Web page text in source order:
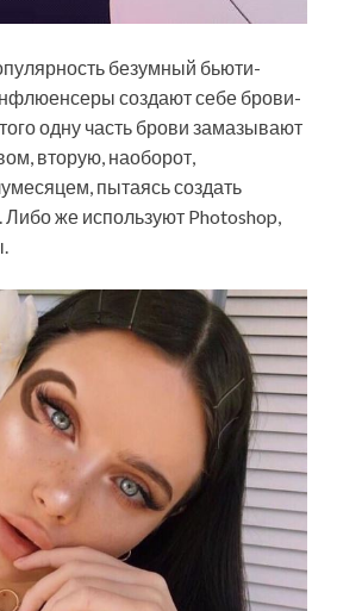
безумный бьюти-
создают себе брови-
одну часть брови замазывают
вторую, наоборот,
пытаясь создать
же используют Photoshop,